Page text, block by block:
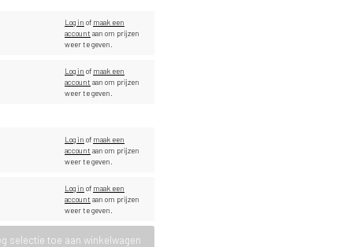
Log in of maak een
account aan om prijzen
weer te geven.
Log in of maak een
account aan om prijzen
weer te geven.
Log in of maak een
account aan om prijzen
weer te geven.
Log in of maak een
account aan om prijzen
weer te geven.
selectie toe aan winkelwagen